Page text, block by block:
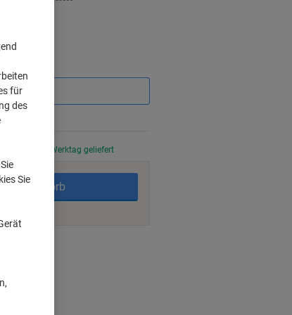
nächsten Werktag geliefert
Warenkorb
für
des
Sie